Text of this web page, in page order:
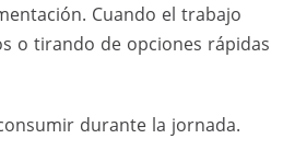
Cuando el trabajo
o tirando de opciones rápidas
durante la jornada.